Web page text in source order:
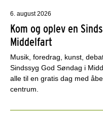
6. august 2026
Kom og oplev en
Middelfart
Musik, foredrag, kunst,
Sindssyg God Søndag i
alle til en gratis dag med
centrum.